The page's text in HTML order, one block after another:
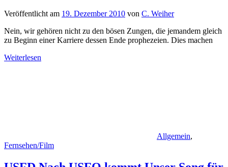
Veröffentlicht am 19. Dezember 2010 von C. Weiher
Nein, wir gehören nicht zu den bösen Zungen, die jemandem gleich
zu Beginn einer Karriere dessen Ende prophezeien. Dies machen
Weiterlesen
Allgemein,
Fernsehen/Film